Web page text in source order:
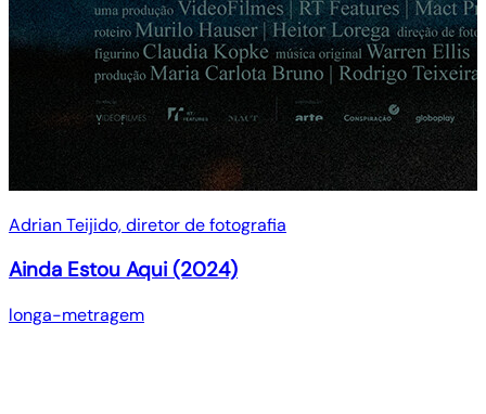
Adrian Teijido, diretor de fotografia
Ainda Estou Aqui (2024)
longa-metragem